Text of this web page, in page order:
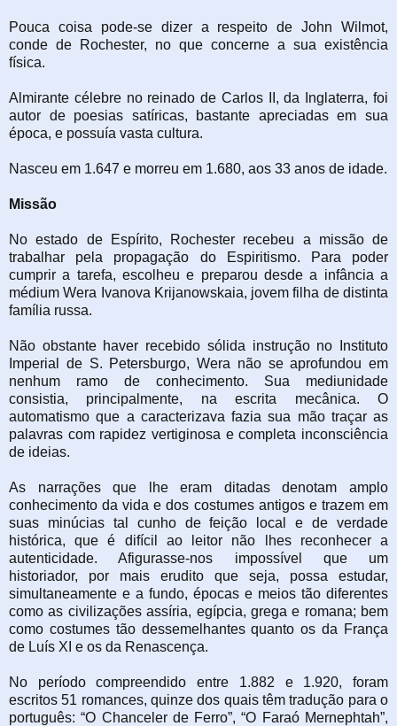
Pouca coisa pode-se dizer a respeito de John Wilmot,
conde de Rochester, no que concerne a sua existência
física.
Almirante célebre no reinado de Carlos II, da Inglaterra, foi
autor de poesias satíricas, bastante apreciadas em sua
época, e possuía vasta cultura.
Nasceu em 1.647 e morreu em 1.680, aos 33 anos de idade.
Missão
No estado de Espírito, Rochester recebeu a missão de
trabalhar pela propagação do Espiritismo. Para poder
cumprir a tarefa, escolheu e preparou desde a infância a
médium Wera Ivanova Krijanowskaia, jovem filha de distinta
família russa.
Não obstante haver recebido sólida instrução no Instituto
Imperial de S. Petersburgo, Wera não se aprofundou em
nenhum ramo de conhecimento. Sua mediunidade
consistia, principalmente, na escrita mecânica. O
automatismo que a caracterizava fazia sua mão traçar as
palavras com rapidez vertiginosa e completa inconsciência
de ideias.
As narrações que lhe eram ditadas denotam amplo
conhecimento da vida e dos costumes antigos e trazem em
suas minúcias tal cunho de feição local e de verdade
histórica, que é difícil ao leitor não lhes reconhecer a
autenticidade. Afigurasse-nos impossível que um
historiador, por mais erudito que seja, possa estudar,
simultaneamente e a fundo, épocas e meios tão diferentes
como as civilizações assíria, egípcia, grega e romana; bem
como costumes tão dessemelhantes quanto os da França
de Luís XI e os da Renascença.
No período compreendido entre 1.882 e 1.920, foram
escritos 51 romances, quinze dos quais têm tradução para o
português: “O Chanceler de Ferro”, “O Faraó Mernephtah”,